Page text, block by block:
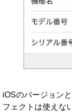
iOSのバージョン
フェクトは使えな